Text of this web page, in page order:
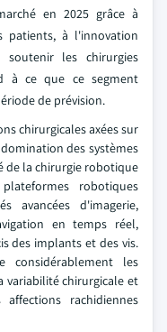
en 2025 grâce à
patients, à l'innovation
les chirurgies
à ce que ce segment
de prévision.
chirurgicales axées sur
des systèmes
de la chirurgie robotique
robotiques
avancées d'imagerie,
en temps réel,
des implants et des vis.
considérablement les
chirurgicale et
rachidiennes